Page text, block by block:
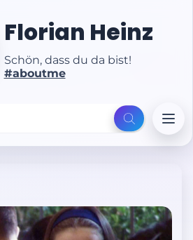
Florian Heinz
Schön, dass du da bist!
#aboutme